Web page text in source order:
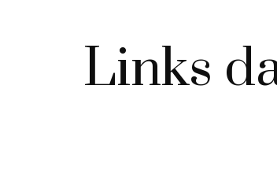
Links